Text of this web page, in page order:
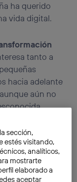
ha querido
vida digital.
tanto a
hacia adelante
aún no
ha
. Cada
opciones nos
acuerdos y
sección,
estés visitando,
analíticos,
mostrarte
elaborado a
aceptar